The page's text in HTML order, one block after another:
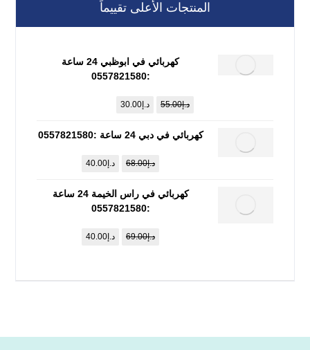
المنتجات الأعلى تقييماً
كهربائي في ابوظبي 24 ساعة
:0557821580
د.إ55.00 د.إ 30.00
كهربائي في دبي 24 ساعة :0557821580
د.إ68.00 د.إ 40.00
كهربائي في راس الخيمة 24 ساعة
:0557821580
د.إ69.00 د.إ 40.00